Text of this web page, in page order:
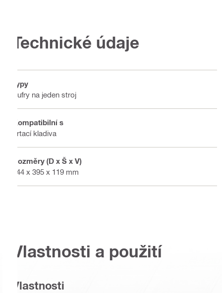
Technické údaje
Typy
Kufry na jeden stroj
Kompatibilní s
Vrtací kladiva
Rozměry (D x Š x V)
444 x 395 x 119 mm
Vlastnosti a použití
Vlastnosti